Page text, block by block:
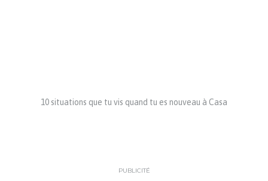
10 situations que tu vis quand tu es nouveau à Casa
PUBLICITÉ